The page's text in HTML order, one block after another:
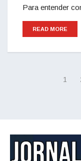
Para entender
READ MORE
1